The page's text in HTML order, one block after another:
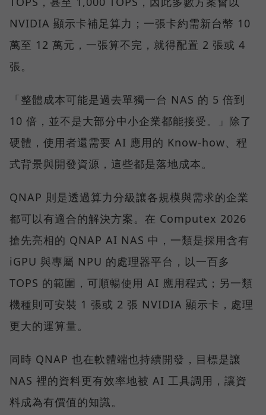
NVIDIA 顯示卡補足算力；一張卡約需新台幣 10
萬至 12 萬元，一張算不完，就得配置 2 張或 4
張。
「整體成本可能是過去單獨一台 NAS 的 5 倍到
10 倍，並不是大部分中小企業都能接受。」除了
硬體，使用者還需要 AI 應用的 Know-how、程
式背景與開發資源，這些都是落地成本。
QNAP 則是透過算力分級讓各規模與需求的企業
都可以有適合的解決方案。在 Computex 2026
搶先亮相的 QNAP AI NAS 中，一類是採用含有
iGPU 與專屬 NPU 的處理器平台，以一百多
TOPS 的範圍，可順暢使用 AI 應用程式；另一類
機種則可安裝 1 張或 2 張 NVIDIA 顯示卡，處理
更大的運算量。
同時 QNAP 也在軟體端也持續開發，目標是讓
NAS 裡的資料更有效率地被 AI 工具調用，讓資
料成為有價值的知識。